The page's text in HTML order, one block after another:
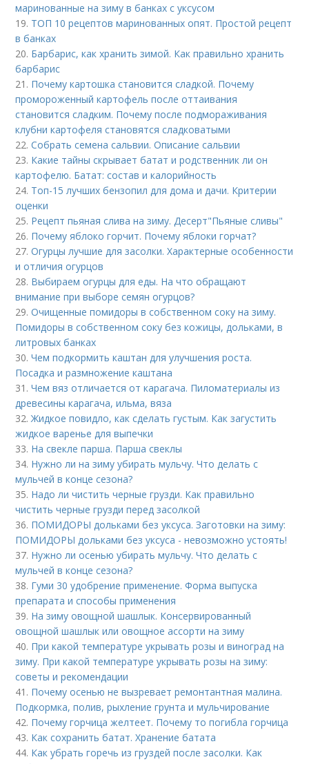
маринованные на зиму в банках с уксусом
19. ТОП 10 рецептов маринованных опят. Простой рецепт
в банках
20. Барбарис, как хранить зимой. Как правильно хранить
барбарис
21. Почему картошка становится сладкой. Почему
промороженный картофель после оттаивания
становится сладким. Почему после подмораживания
клубни картофеля становятся сладковатыми
22.Собрать семена сальвии. Описание сальвии
23. Какие тайны скрывает батат и родственник ли он
картофелю. Батат: состав и калорийность
24. Топ-15 лучших бензопил для дома и дачи. Критерии
оценки
25. Рецепт пьяная слива на зиму. Десерт"Пьяные сливы"
26. Почему яблоко горчит. Почему яблоки горчат?
27.Огурцы лучшие для засолки. Характерные особенности
и отличия огурцов
28. Выбираем огурцы для еды. На что обращают
внимание при выборе семян огурцов?
29.Очищенные помидоры в собственном соку на зиму.
Помидоры в собственном соку без кожицы, дольками, в
литровых банках
30.Чем подкормить каштан для улучшения роста.
Посадка и размножение каштана
31.Чем вяз отличается от карагача. Пиломатериалы из
древесины карагача, ильма, вяза
32.Жидкое повидло, как сделать густым. Как загустить
жидкое варенье для выпечки
33. На свекле парша. Парша свеклы
34. Нужно ли на зиму убирать мульчу. Что делать с
мульчей в конце сезона?
35. Надо ли чистить черные грузди. Как правильно
чистить черные грузди перед засолкой
36. ПОМИДОРЫ дольками без уксуса. Заготовки на зиму:
ПОМИДОРЫ дольками без уксуса - невозможно устоять!
37. Нужно ли осенью убирать мульчу. Что делать с
мульчей в конце сезона?
38. Гуми 30 удобрение применение. Форма выпуска
препарата и способы применения
39. На зиму овощной шашлык. Консервированный
овощной шашлык или овощное ассорти на зиму
40. При какой температуре укрывать розы и виноград на
зиму. При какой температуре укрывать розы на зиму:
советы и рекомендации
41. Почему осенью не вызревает ремонтантная малина.
Подкормка, полив, рыхление грунта и мульчирование
42. Почему горчица желтеет. Почему то погибла горчица
43. Как сохранить батат. Хранение батата
44. Как убрать горечь из груздей после засолки. Как